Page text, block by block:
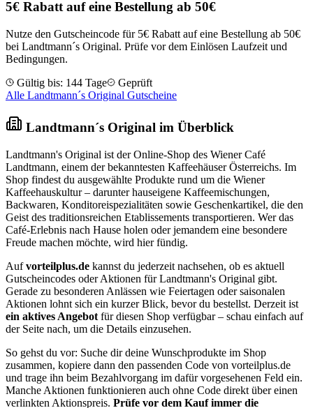
5€ Rabatt auf eine Bestellung ab 50€
Nutze den Gutscheincode für 5€ Rabatt auf eine Bestellung ab 50€
bei Landtmann´s Original. Prüfe vor dem Einlösen Laufzeit und
Bedingungen.
Gültig bis: 144 Tage
Geprüft
Alle Landtmann´s Original Gutscheine
Landtmann´s Original im Überblick
Landtmann's Original ist der Online-Shop des Wiener Café
Landtmann, einem der bekanntesten Kaffeehäuser Österreichs. Im
Shop findest du ausgewählte Produkte rund um die Wiener
Kaffeehauskultur – darunter hauseigene Kaffeemischungen,
Backwaren, Konditoreispezialitäten sowie Geschenkartikel, die den
Geist des traditionsreichen Etablissements transportieren. Wer das
Café-Erlebnis nach Hause holen oder jemandem eine besondere
Freude machen möchte, wird hier fündig.
Aufvorteilplus.de kannst du jederzeit nachsehen, ob es aktuell
Gutscheincodes oder Aktionen für Landtmann's Original gibt.
Gerade zu besonderen Anlässen wie Feiertagen oder saisonalen
Aktionen lohnt sich ein kurzer Blick, bevor du bestellst. Derzeit ist
ein aktives Angebot für diesen Shop verfügbar – schau einfach auf
der Seite nach, um die Details einzusehen.
So gehst du vor: Suche dir deine Wunschprodukte im Shop
zusammen, kopiere dann den passenden Code von vorteilplus.de
und trage ihn beim Bezahlvorgang im dafür vorgesehenen Feld ein.
Manche Aktionen funktionieren auch ohne Code direkt über einen
verlinkten Aktionspreis. Prüfe vor dem Kauf immer die